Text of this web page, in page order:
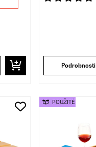
Podrobnosti
POUŽITÉ